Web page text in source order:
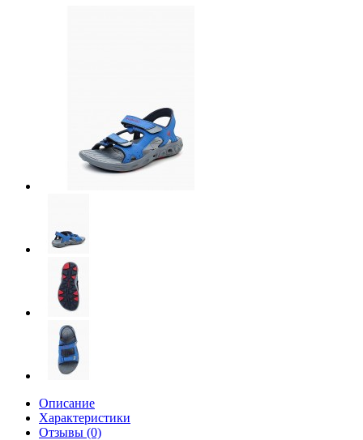
Описание
Характеристики
Отзывы (0)